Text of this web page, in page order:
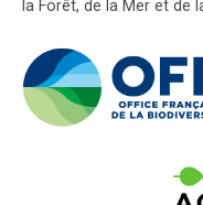
la Forêt, de la Mer et de